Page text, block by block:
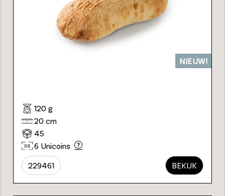
NIEUW!
120 g
20 cm
45
6 Unicoins
229461 BEKIJK